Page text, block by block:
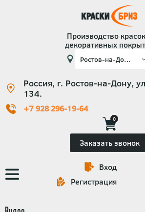
Производство
декоративных
Россия, г. Ростов-на-Дону,
134.
+7 928 296-19-64
0
Заказать звонок
Основная
навигация
Вход
Регистрация